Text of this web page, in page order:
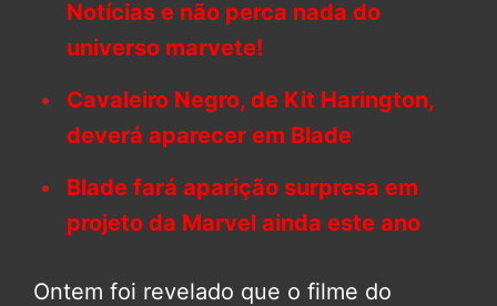
Notícias e não perca nada do
universo marvete!
Cavaleiro Negro, de Kit Harington,
deverá aparecer em Blade
Blade fará aparição surpresa em
projeto da Marvel ainda este ano
Ontem foi revelado que o filme do